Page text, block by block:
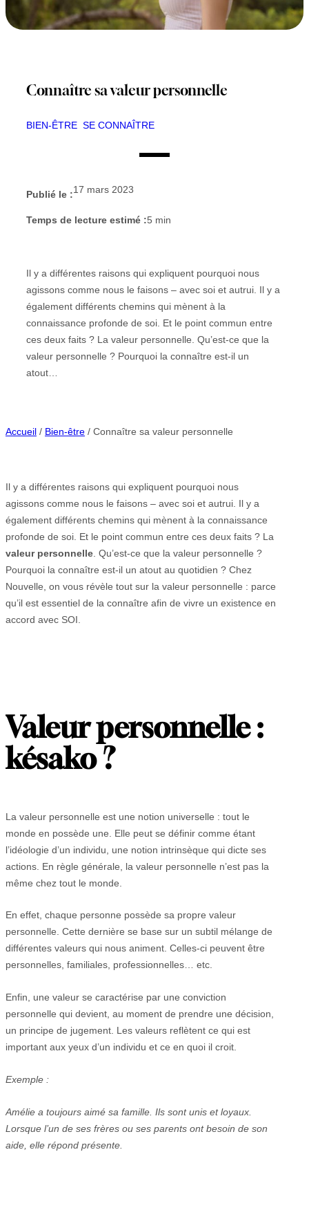
Connaître sa valeur personnelle
BIEN-ÊTRE SE CONNAÎTRE
Publié le :17 mars 2023
Temps de lecture estimé :5 min
Il y a différentes raisons qui expliquent pourquoi nous
agissons comme nous le faisons – avec soi et autrui. Il y a
également différents chemins qui mènent à la
connaissance profonde de soi. Et le point commun entre
ces deux faits ? La valeur personnelle. Qu’est-ce que la
valeur personnelle ? Pourquoi la connaître est-il un
atout…
Accueil / Bien-être / Connaître sa valeur personnelle
Il y a différentes raisons qui expliquent pourquoi nous
agissons comme nous le faisons – avec soi et autrui. Il y a
également différents chemins qui mènent à la connaissance
profonde de soi. Et le point commun entre ces deux faits ? La
valeur personnelle . Qu’est-ce que la valeur personnelle ?
Pourquoi la connaître est-il un atout au quotidien ? Chez
Nouvelle, on vous révèle tout sur la valeur personnelle : parce
qu’il est essentiel de la connaître afin de vivre un existence en
accord avec SOI.
Valeur personnelle :
késako ?
La valeur personnelle est une notion universelle : tout le
monde en possède une. Elle peut se définir comme étant
l’idéologie d’un individu, une notion intrinsèque qui dicte ses
actions. En règle générale, la valeur personnelle n’est pas la
même chez tout le monde.
En effet, chaque personne possède sa propre valeur
personnelle. Cette dernière se base sur un subtil mélange de
différentes valeurs qui nous animent. Celles-ci peuvent être
personnelles, familiales, professionnelles… etc.
Enfin, une valeur se caractérise par une conviction
personnelle qui devient, au moment de prendre une décision,
un principe de jugement. Les valeurs reflètent ce qui est
important aux yeux d’un individu et ce en quoi il croit.
Exemple :
Amélie a toujours aimé sa famille. Ils sont unis et loyaux.
Lorsque l’un de ses frères ou ses parents ont besoin de son
aide, elle répond présente.